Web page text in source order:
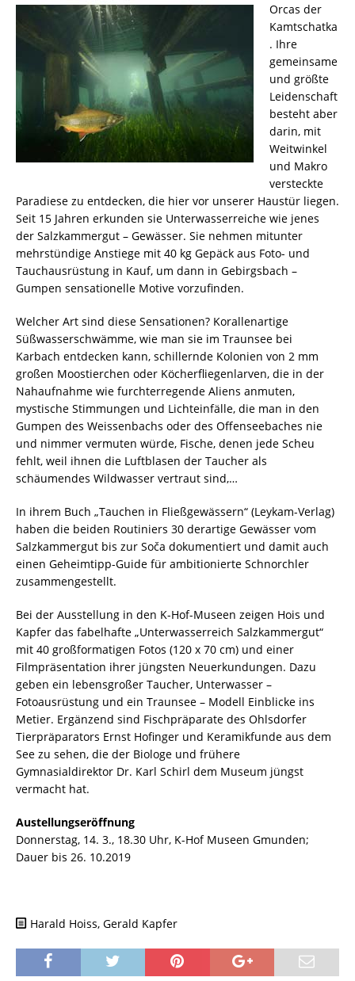
Orcas der
Kamtschatka
. Ihre
gemeinsame
und größte
Leidenschaft
besteht aber
darin, mit
Weitwinkel
und Makro
versteckte
Paradiese zu entdecken, die hier vor unserer Haustür liegen.
Seit 15 Jahren erkunden sie Unterwasserreiche wie jenes
der Salzkammergut – Gewässer. Sie nehmen mitunter
mehrstündige Anstiege mit 40 kg Gepäck aus Foto- und
Tauchausrüstung in Kauf, um dann in Gebirgsbach –
Gumpen sensationelle Motive vorzufinden.
Welcher Art sind diese Sensationen? Korallenartige
Süßwasserschwämme, wie man sie im Traunsee bei
Karbach entdecken kann, schillernde Kolonien von 2 mm
großen Moostierchen oder Köcherfliegenlarven, die in der
Nahaufnahme wie furchterregende Aliens anmuten,
mystische Stimmungen und Lichteinfälle, die man in den
Gumpen des Weissenbachs oder des Offenseebaches nie
und nimmer vermuten würde, Fische, denen jede Scheu
fehlt, weil ihnen die Luftblasen der Taucher als
schäumendes Wildwasser vertraut sind,…
In ihrem Buch „Tauchen in Fließgewässern“ (Leykam-Verlag)
haben die beiden Routiniers 30 derartige Gewässer vom
Salzkammergut bis zur Soča dokumentiert und damit auch
einen Geheimtipp-Guide für ambitionierte Schnorchler
zusammengestellt.
Bei der Ausstellung in den K-Hof-Museen zeigen Hois und
Kapfer das fabelhafte „Unterwasserreich Salzkammergut“
mit 40 großformatigen Fotos (120 x 70 cm) und einer
Filmpräsentation ihrer jüngsten Neuerkundungen. Dazu
geben ein lebensgroßer Taucher, Unterwasser –
Fotoausrüstung und ein Traunsee – Modell Einblicke ins
Metier. Ergänzend sind Fischpräparate des Ohlsdorfer
Tierpräparators Ernst Hofinger und Keramikfunde aus dem
See zu sehen, die der Biologe und frühere
Gymnasialdirektor Dr. Karl Schirl dem Museum jüngst
vermacht hat.
Austellungseröffnung
Donnerstag, 14. 3., 18.30 Uhr, K-Hof Museen Gmunden;
Dauer bis 26. 10.2019
Harald Hoiss, Gerald Kapfer